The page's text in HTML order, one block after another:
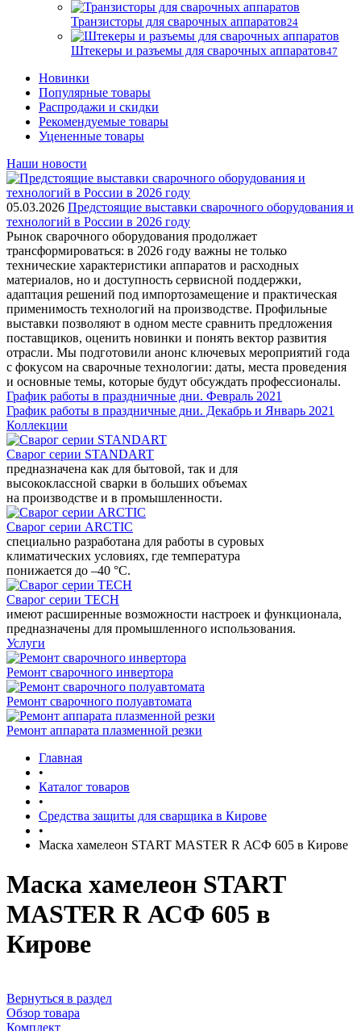
Транзисторы для сварочных аппаратов24
Штекеры и разъемы для сварочных аппаратов47
Новинки
Популярные товары
Распродажи и скидки
Рекомендуемые товары
Уцененные товары
Наши новости
05.03.2026 Предстоящие выставки сварочного оборудования и
технологий в России в 2026 году
Рынок сварочного оборудования продолжает
трансформироваться: в 2026 году важны не только
технические характеристики аппаратов и расходных
материалов, но и доступность сервисной поддержки,
адаптация решений под импортозамещение и практическая
применимость технологий на производстве. Профильные
выставки позволяют в одном месте сравнить предложения
поставщиков, оценить новинки и понять вектор развития
отрасли. Мы подготовили анонс ключевых мероприятий года
с фокусом на сварочные технологии: даты, места проведения
и основные темы, которые будут обсуждать профессионалы.
График работы в праздничные дни. Февраль 2021
График работы в праздничные дни. Декабрь и Январь 2021
Коллекции
Сварог серии STANDART
предназначена как для бытовой, так и для
высококлассной сварки в больших объемах
на производстве и в промышленности.
Сварог серии ARCTIC
специально разработана для работы в суровых
климатических условиях, где температура
понижается до –40 °С.
Сварог серии TECH
имеют расширенные возможности настроек и функционала,
предназначены для промышленного использования.
Услуги
Ремонт сварочного инвертора
Ремонт сварочного полуавтомата
Ремонт аппарата плазменной резки
Главная
•
Каталог товаров
•
Средства защиты для сварщика в Кирове
•
Маска хамелеон START MASTER R АСФ 605 в Кирове
Маска хамелеон START
MASTER R АСФ 605 в
Кирове
Вернуться в раздел
Обзор товара
Комплект